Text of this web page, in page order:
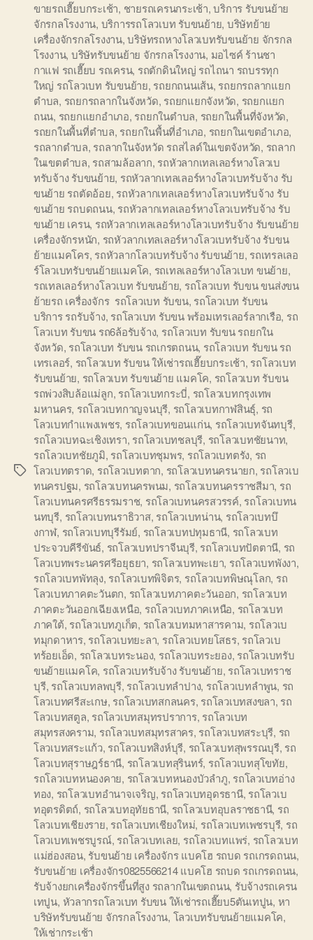
Tags
ขายรถเฮี๊ยบกระเช้า, ชายรถเครนกระเช้า,บริการ รับขนย้าย
จักรกลโรงงาน, บริการรถโลวเบท รับขนย้าย, บริษัทย้าย
เครื่องจักรกลโรงงาน,บริษัทรถหางโลวเบทรับขนย้าย จักรกล
โรงงาน, บริษัทรับขนย้าย จักรกลโรงงาน, มอไซค์ ร้านชา
กาแฟ รถเฮี๊ยบ รถเครน, รถตักดินใหญ่ รถไถนา รถบรรทุก
ใหญ่ รถโลวเบท รับขนย้าย, รถยกถนนเส้น, รถยกรถลากแยก
ตำบล, รถยกรถลากในจังหวัด, รถยกแยกจังหวัด, รถยกแยก
ถนน, รถยกแยกอำเภอ, รถยกในตำบล, รถยกในพื้นที่จังหวัด,
รถยกในพื้นที่ตำบล, รถยกในพื้นที่อำเภอ, รถยกในเขตอำเภอ,
รถลากตำบล, รถลากในจังหวัด รถสไลด์ในเขตจังหวัด, รถลาก
ในเขตตำบล, รถสามล้อลาก, รถหัวลากเทลเลอร์หางโลวเบ
ทรับจ้าง รับขนย้าย, รถหัวลากเทลเลอร์หางโลวเบทรับจ้าง รับ
ขนย้าย รถตัดอ้อย, รถหัวลากเทลเลอร์หางโลวเบทรับจ้าง รับ
ขนย้าย รถบดถนน, รถหัวลากเทลเลอร์หางโลวเบทรับจ้าง รับ
ขนย้าย เครน, รถหัวลากเทลเลอร์หางโลวเบทรับจ้าง รับขนย้าย
เครื่องจักรหนัก, รถหัวลากเทลเลอร์หางโลวเบทรับจ้าง รับขน
ย้ายแมคโคร, รถหัวลากโลวเบทรับจ้าง รับขนย้าย, รถเทรลเลอ
ร์โลวเบทรับขนย้ายแมคโค, รถเทลเลอร์หางโลวเบท ขนย้าย,
รถเทลเลอร์หางโลวเบท รับขนย้าย, รถโลวเบท รับขน ขนส่งขน
ย้ายรถ เครื่องจักร รถโลวเบท รับขน, รถโลวเบท รับขน
บริการ รถรับจ้าง, รถโลวเบท รับขน พร้อมเทรเลอร์ลากเรือ, รถ
โลวเบท รับขน รถ6ล้อรับจ้าง, รถโลวเบท รับขน รถยกใน
จังหวัด, รถโลวเบท รับขน รถเกรตถนน, รถโลวเบท รับขน รถ
เทรเลอร์, รถโลวเบท รับขน ให้เช่ารถเฮี๊ยบกระเช้า, รถโลวเบท
รับขนย้าย, รถโลวเบท รับขนย้าย แมคโค, รถโลวเบท รับขน
รถพ่วงสิบล้อแม่ลูก, รถโลวเบทกระบี่, รถโลวเบทกรุงเทพ
มหานคร, รถโลวเบทกาญจนบุรี, รถโลวเบทกาฬสินธุ์, รถ
โลวเบทกำแพงเพชร, รถโลวเบทขอนแก่น, รถโลวเบทจันทบุรี,
รถโลวเบทฉะเชิงเทรา, รถโลวเบทชลบุรี, รถโลวเบทชัยนาท,
รถโลวเบทชัยภูมิ, รถโลวเบทชุมพร, รถโลวเบทตรัง, รถ
โลวเบทตราด, รถโลวเบทตาก, รถโลวเบทนครนายก, รถโลวเบ
ทนครปฐม, รถโลวเบทนครพนม, รถโลวเบทนครราชสีมา, รถ
โลวเบทนครศรีธรรมราช, รถโลวเบทนครสวรรค์, รถโลวเบทน
นทบุรี, รถโลวเบทนราธิวาส, รถโลวเบทน่าน, รถโลวเบทบึ
งกาฬ, รถโลวเบทบุรีรัมย์, รถโลวเบทปทุมธานี, รถโลวเบท
ประจวบคีรีขันธ์, รถโลวเบทปราจีนบุรี, รถโลวเบทปัตตานี, รถ
โลวเบทพระนครศรีอยุธยา, รถโลวเบทพะเยา, รถโลวเบทพังงา,
รถโลวเบทพัทลุง, รถโลวเบทพิจิตร, รถโลวเบทพิษณุโลก, รถ
โลวเบทภาคตะวันตก, รถโลวเบทภาคตะวันออก, รถโลวเบท
ภาคตะวันออกเฉียงเหนือ, รถโลวเบทภาคเหนือ, รถโลวเบท
ภาคใต้, รถโลวเบทภูเก็ต, รถโลวเบทมหาสารคาม, รถโลวเบ
ทมุกดาหาร, รถโลวเบทยะลา, รถโลวเบทยโสธร, รถโลวเบ
ทร้อยเอ็ด, รถโลวเบทระนอง, รถโลวเบทระยอง, รถโลวเบทรับ
ขนย้ายแมคโค, รถโลวเบทรับจ้าง รับขนย้าย, รถโลวเบทราช
บุรี, รถโลวเบทลพบุรี, รถโลวเบทลำปาง, รถโลวเบทลำพูน, รถ
โลวเบทศรีสะเกษ, รถโลวเบทสกลนคร, รถโลวเบทสงขลา, รถ
โลวเบทสตูล, รถโลวเบทสมุทรปราการ, รถโลวเบท
สมุทรสงคราม, รถโลวเบทสมุทรสาคร, รถโลวเบทสระบุรี, รถ
โลวเบทสระแก้ว, รถโลวเบทสิงห์บุรี, รถโลวเบทสุพรรณบุรี, รถ
โลวเบทสุราษฎร์ธานี, รถโลวเบทสุรินทร์, รถโลวเบทสุโขทัย,
รถโลวเบทหนองคาย, รถโลวเบทหนองบัวลำภู, รถโลวเบทอ่าง
ทอง, รถโลวเบทอำนาจเจริญ, รถโลวเบทอุดรธานี, รถโลวเบ
ทอุตรดิตถ์, รถโลวเบทอุทัยธานี, รถโลวเบทอุบลราชธานี, รถ
โลวเบทเชียงราย, รถโลวเบทเชียงใหม่, รถโลวเบทเพชรบุรี, รถ
โลวเบทเพชรบูรณ์, รถโลวเบทเลย, รถโลวเบทแพร่, รถโลวเบท
แม่ฮ่องสอน, รับขนย้าย เครื่องจักร แบคโฮ รถบด รถเกรดถนน,
รับขนย้าย เครื่องจักร0825566214 แบคโฮ รถบด รถเกรดถนน,
รับจ้างยกเครื่องจักรขึ้นที่สูง รถลากในเขตถนน, รับจ้างรถเครน
เทปูน, หัวลากรถโลวเบท รับขน ให้เช่ารถเฮี๊ยบ5ตันเทปูน, หา
บริษัทรับขนย้าย จักรกลโรงงาน, โลวเบทรับขนย้ายแมคโค,
ให้เช่ากระเช้า